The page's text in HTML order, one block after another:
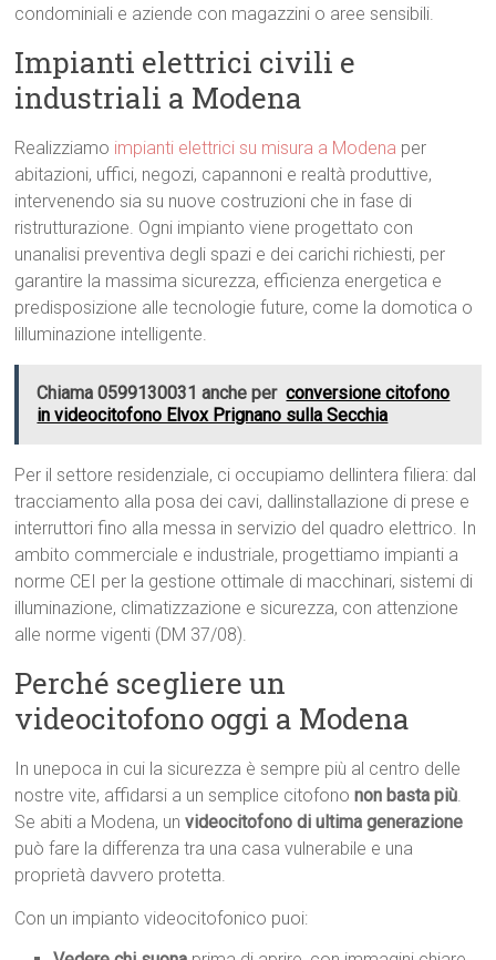
condominiali e aziende con magazzini o aree sensibili.
Impianti elettrici civili e
industriali a Modena
Realizziamo impianti elettrici su misura a Modena per
abitazioni, uffici, negozi, capannoni e realtà produttive,
intervenendo sia su nuove costruzioni che in fase di
ristrutturazione. Ogni impianto viene progettato con
unanalisi preventiva degli spazi e dei carichi richiesti, per
garantire la massima sicurezza, efficienza energetica e
predisposizione alle tecnologie future, come la domotica o
lilluminazione intelligente.
Chiama 0599130031 anche per conversione citofono
in videocitofono Elvox Prignano sulla Secchia
Per il settore residenziale, ci occupiamo dellintera filiera: dal
tracciamento alla posa dei cavi, dallinstallazione di prese e
interruttori fino alla messa in servizio del quadro elettrico. In
ambito commerciale e industriale, progettiamo impianti a
norme CEI per la gestione ottimale di macchinari, sistemi di
illuminazione, climatizzazione e sicurezza, con attenzione
alle norme vigenti (DM 37/08).
Perché scegliere un
videocitofono oggi a Modena
In unepoca in cui la sicurezza è sempre più al centro delle
nostre vite, affidarsi a un semplice citofononon basta più.
Se abiti a Modena, unvideocitofono di ultima generazione
può fare la differenza tra una casa vulnerabile e una
proprietà davvero protetta.
Con un impianto videocitofonico puoi: